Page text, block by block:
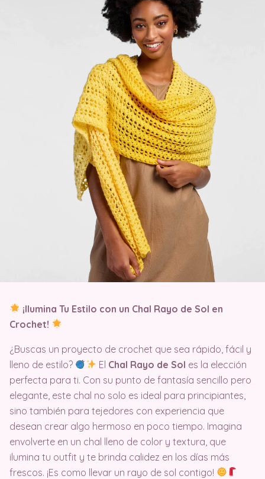
¡Ilumina Tu Estilo con un Chal Rayo de Sol en
Crochet!
¿Buscas un proyecto de crochet que sea rápido, fácil y
lleno de estilo?
El Chal Rayo de Sol es la elección
perfecta para ti. Con su punto de fantasía sencillo pero
elegante, este chal no solo es ideal para principiantes,
sino también para tejedores con experiencia que
desean crear algo hermoso en poco tiempo. Imagina
envolverte en un chal lleno de color y textura, que
ilumina tu outfit y te brinda calidez en los días más
frescos. ¡Es como llevar un rayo de sol contigo!